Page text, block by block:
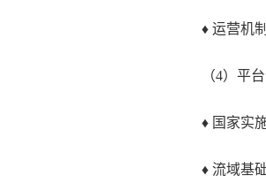
♦ 运营机制
（4）平台
♦ 国家实施
♦ 流域基础